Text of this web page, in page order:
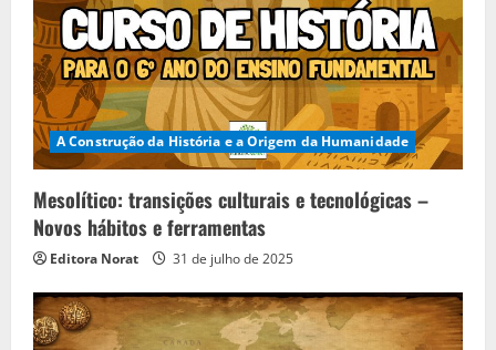
e
a
d
i
n
g
A Construção da História e a Origem da Humanidade
Mesolítico: transições culturais e tecnológicas –
Novos hábitos e ferramentas
Editora Norat 31 de julho de 2025